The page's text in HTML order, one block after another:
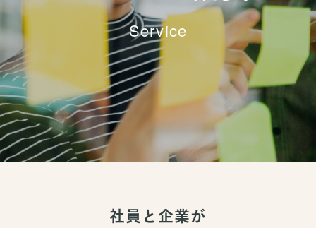
Service
社員と企業が